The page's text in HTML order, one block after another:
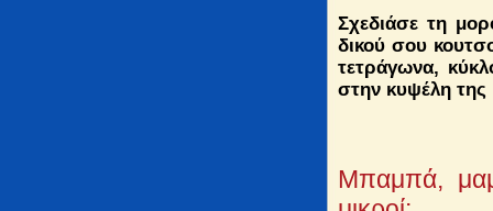
Σχεδιάσε τη
δικού σου
τετράγωνα,
στην κυψέλη της
Μπαμπά,